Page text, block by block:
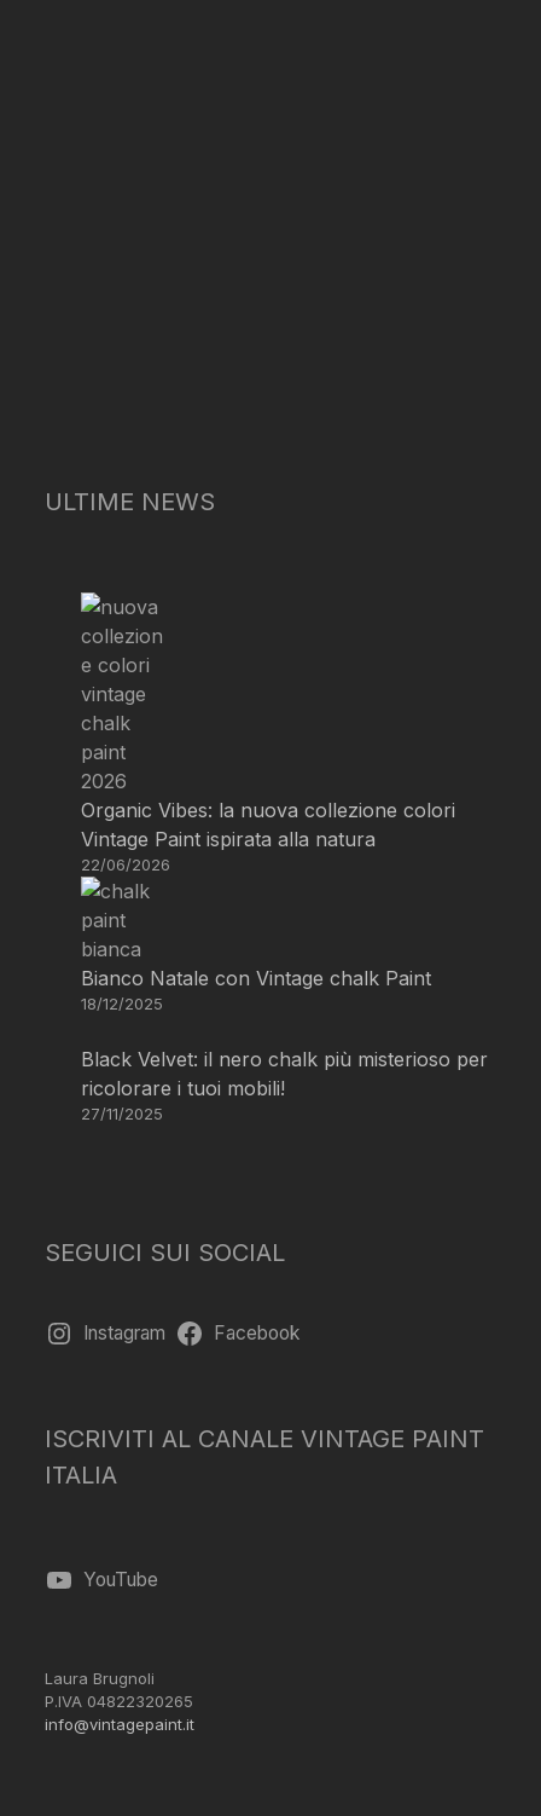
ULTIME NEWS
Organic Vibes: la nuova collezione colori
Vintage Paint ispirata alla natura
22/06/2026
Bianco Natale con Vintage chalk Paint
18/12/2025
Black Velvet: il nero chalk più misterioso per
ricolorare i tuoi mobili!
27/11/2025
SEGUICI SUI SOCIAL
Instagram Facebook
ISCRIVITI AL CANALE VINTAGE PAINT
ITALIA
YouTube
Laura Brugnoli
P.IVA 04822320265
info@vintagepaint.it